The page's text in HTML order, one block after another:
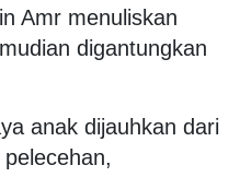
Amr menuliskan
digantungkan
anak dijauhkan dari